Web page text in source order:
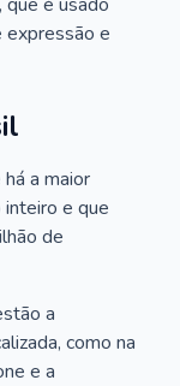
expressão e
a maior
inteiro e que
de
a
como na
e a